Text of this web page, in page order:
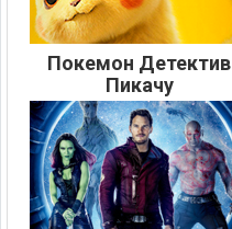
Покемон Детектив
Пикачу